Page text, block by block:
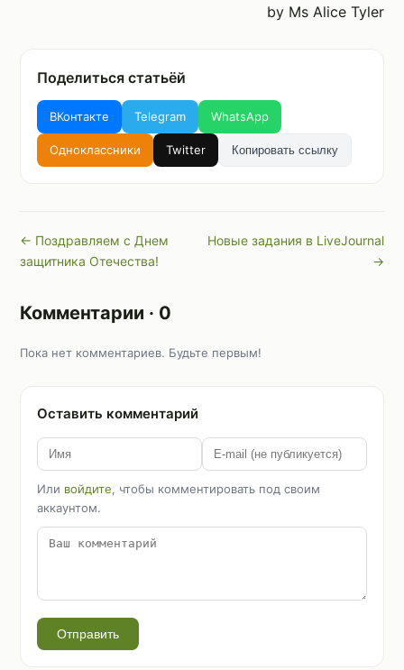
by Ms Alice Tyler
Поделиться статьёй
ВКонтакте Telegram WhatsApp
Одноклассники Twitter Копировать ссылку
← Поздравляем с Днем
защитника Отечества!
Новые задания в LiveJournal
→
Комментарии · 0
Пока нет комментариев. Будьте первым!
Оставить комментарий
Или войдите, чтобы комментировать под своим
аккаунтом.
Отправить